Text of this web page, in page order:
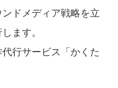
ドメディア戦略を立
ます。
行サービス「かくた